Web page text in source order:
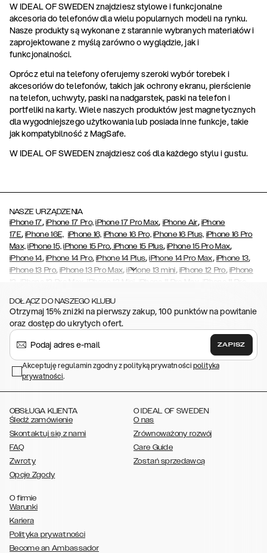
W IDEAL OF SWEDEN znajdziesz stylowe i funkcjonalne
akcesoria do telefonów dla wielu popularnych modeli na rynku.
Nasze produkty są wykonane z starannie wybranych materiałów i
zaprojektowane z myślą zarówno o wyglądzie, jak i
funkcjonalności.
Oprócz etui na telefony oferujemy szeroki wybór torebek i
akcesoriów do telefonów, takich jak ochrony ekranu, pierścienie
na telefon, uchwyty, paski na nadgarstek, paski na telefon i
portfeliki na karty. Wiele naszych produktów jest magnetycznych
dla wygodniejszego użytkowania lub posiada inne funkcje, takie
jak kompatybilność z MagSafe.
W IDEAL OF SWEDEN znajdziesz coś dla każdego stylu i gustu.
NASZE URZĄDZENIA
iPhone 17, iPhone 17 Pro, iPhone 17 Pro Max, iPhone Air, iPhone
17E,iPhone 16E, iPhone 16, iPhone 16 Pro, iPhone 16 Plus, iPhone 16 Pro
Max, iPhone 15, iPhone 15 Pro, iPhone 15 Plus,iPhone 15 Pro Max,
iPhone 14, iPhone 14 Pro,iPhone 14 Plus,iPhone 14 Pro Max, iPhone 13,
iPhone 13 Pro,iPhone 13 Pro Max,iPhone 13 mini, iPhone 12 Pro, iPhone
12
iPhone 12 Pro Max iPhone 12 Mini iPhone 11 Pro Max iPhone 11 Pro
(2020/2022),iPhone 8,iPhone 8 Plus iPhone 7 Plus
iPhone
6/6s, iPhone 6/6s Plus , iPhone 5/5s/SE,Galaxy S26 , Galaxy S26+ ,
Galaxy S26 Ultra,Samsung Galaxy S25,Galaxy S25+, Galaxy S25
Ultra, Galaxy S24, Galaxy S24+ Galaxy S23,
Galaxy S23+ Galaxy S22 Plus,Galaxy
S22 Ultra,Galaxy A52/ A52s 5G,Galaxy S21,Galaxy S21 Plus
S21 Ultra,Galaxy S20
S10,Galaxy S10+,Galaxy S10e,Galaxy S9,Galaxy S9+,Galaxy S8,
DOŁĄCZ DO NASZEGO KLUBU
Otrzymaj 15% zniżki na pierwszy zakup, 100 punktów na powitanie
oraz dostęp do ukrytych ofert.
ZAPISZ
Akceptuję regulamin zgodny z polityką prywatnościpolityka
prywatności.
OBSŁUGA KLIENTA
Śledź zamówienie
Skontaktuj się z nami
FAQ
Zwroty
Opcje Zgody
O IDEAL OF SWEDEN
O nas
Zrównoważony rozwój
Care Guide
Zostań sprzedawcą
O firmie
Warunki
Kariera
Polityka prywatności
Become an Ambassador